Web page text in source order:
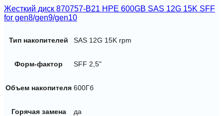
Жесткий диск 870757-B21 HPE 600GB SAS 12G 15K SFF
for gen8/gen9/gen10
Тип накопителей SAS 12G 15K rpm
Форм-фактор SFF 2,5"
Объем накопителя 600Гб
Горячая замена да